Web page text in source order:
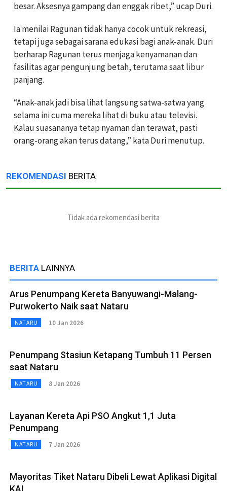
besar. Aksesnya gampang dan enggak ribet,” ucap Duri.
Ia menilai Ragunan tidak hanya cocok untuk rekreasi,
tetapi juga sebagai sarana edukasi bagi anak-anak. Duri
berharap Ragunan terus menjaga kenyamanan dan
fasilitas agar pengunjung betah, terutama saat libur
panjang.
“Anak-anak jadi bisa lihat langsung satwa-satwa yang
selama ini cuma mereka lihat di buku atau televisi.
Kalau suasananya tetap nyaman dan terawat, pasti
orang-orang akan terus datang,” kata Duri menutup.
REKOMENDASI BERITA
Tidak ada rekomendasi berita
BERITA LAINNYA
Arus Penumpang Kereta Banyuwangi-Malang-
Purwokerto Naik saat Nataru
NATARU 10 Jan 2026
Penumpang Stasiun Ketapang Tumbuh 11 Persen
saat Nataru
NATARU 8 Jan 2026
Layanan Kereta Api PSO Angkut 1,1 Juta
Penumpang
NATARU 7 Jan 2026
Mayoritas Tiket Nataru Dibeli Lewat Aplikasi Digital
KAI